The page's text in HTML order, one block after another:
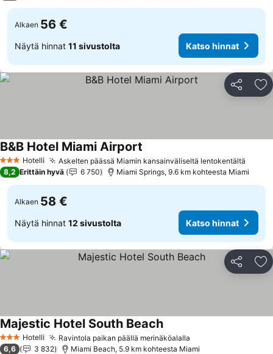
Alkaen 56 €
Näytä hinnat 11 sivustolta Katso hinnat
Jaa
3 Tähtiluokitus
Hotelli Askelten päässä Miamin kansainväliseltä lentokentältä
B&B Hotel Miami Airport
8,2 Erittäin hyvä 6 750 Miami Springs, 9.6 km kohteesta Miami
Alkaen 58 €
Näytä hinnat 12 sivustolta Katso hinnat
Jaa
3 Tähtiluokitus
Hotelli Ravintola paikan päällä merinäköalalla
Majestic Hotel South BeachKatso hinnat
6,6 3 832 Miami Beach, 5.9 km kohteesta Miami